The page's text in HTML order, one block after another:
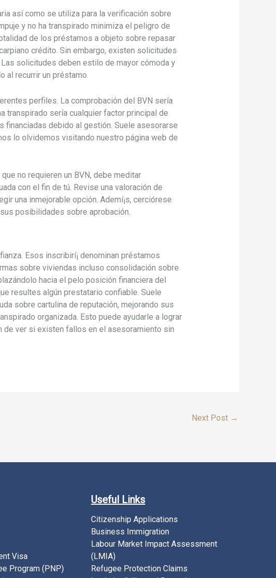
así­ como se utiliza para la verificación sobre
y no ha transpirado minimiza el peligro de
de los préstamos a objeto sobre repasar
crédito. Sin embargo, existen solicitudes
solicitudes deben estilo de mayor cómoda y
al recurrir un préstamo.
perfiles. La comprobación del BVN serí­a
transpirado serí­a cualquier factor principal de
financiadas debido al gestión. Suele asesorarse
lo olvidemos visitando nuestro página web de
no requieren un BVN, debe meditar
con el fin de tú. Revise una valoración de
una inmejorable opción. Ademí¡s, cerciórese
posibilidades sobre aprobación.
Esos inscribirí¡ denominan préstamos
sobre viviendas incluso consolidación sobre
hacia el pelo posición financiera del
resultes algún prestatario confiable. Suele
sobre cartulina de reputación, mejorando sus
organizada. Esto puede ayudarle a lograr
de ver si existen fallos en el asesoramiento sin
Next Post →
Visa
Program (PNP)
Useful Links
Citizenship Applications
Business Immigration
Labour Market Impact Assessment
(LMIA)
Refugee Protection Claims